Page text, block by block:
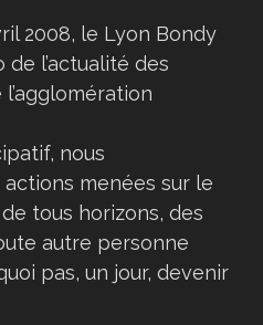
2008, le Lyon Bondy
de l’actualité des
nous
menées sur le
tous horizons, des
autre personne
pas, un jour, devenir